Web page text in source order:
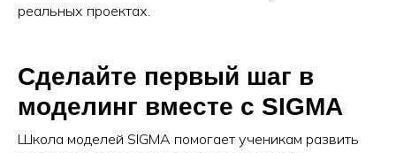
реальных проектах.
Сделайте первый шаг в
моделинг вместе с SIGMA
Школа моделей SIGMA помогает ученикам развить